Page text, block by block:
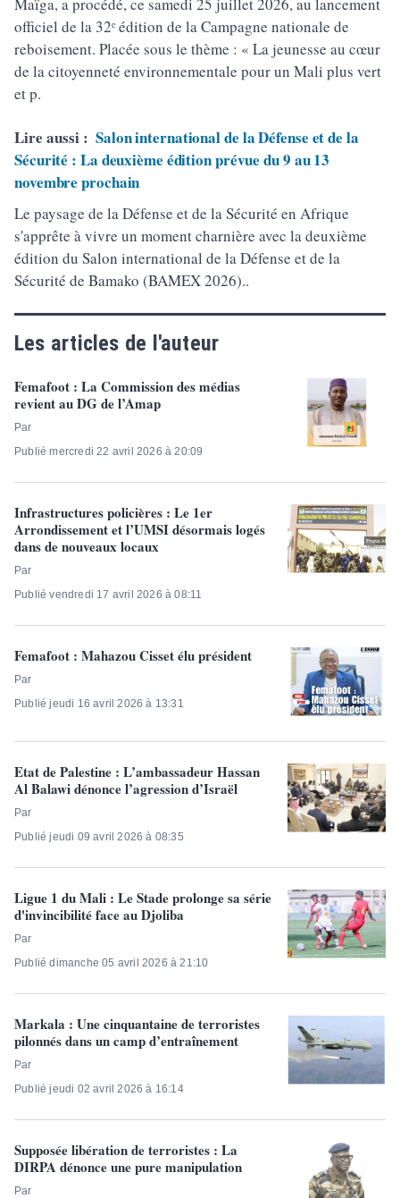
officiel de la 32ᵉ édition de la Campagne nationale de
reboisement. Placée sous le thème : « La jeunesse au cœur
de la citoyenneté environnementale pour un Mali plus vert
et p.
Lire aussi : Salon international de la Défense et de la
Sécurité : La deuxième édition prévue du 9 au 13
novembre prochain
Le paysage de la Défense et de la Sécurité en Afrique
s'apprête à vivre un moment charnière avec la deuxième
édition du Salon international de la Défense et de la
Sécurité de Bamako (BAMEX 2026)..
Les articles de l'auteur
Femafoot : La Commission des médias
revient au DG de l’Amap
Par
Publié mercredi 22 avril 2026 à 20:09
Infrastructures policières : Le 1er
Arrondissement et l’UMSI désormais logés
dans de nouveaux locaux
Par
Publié vendredi 17 avril 2026 à 08:11
Femafoot : Mahazou Cisset élu président
Par
Publié jeudi 16 avril 2026 à 13:31
Etat de Palestine : L’ambassadeur Hassan
Al Balawi dénonce l’agression d’Israël
Par
Publié jeudi 09 avril 2026 à 08:35
Ligue 1 du Mali : Le Stade prolonge sa série
d'invincibilité face au Djoliba
Par
Publié dimanche 05 avril 2026 à 21:10
Markala : Une cinquantaine de terroristes
pilonnés dans un camp d’entraînement
Par
Publié jeudi 02 avril 2026 à 16:14
Supposée libération de terroristes : La
DIRPA dénonce une pure manipulation
Par